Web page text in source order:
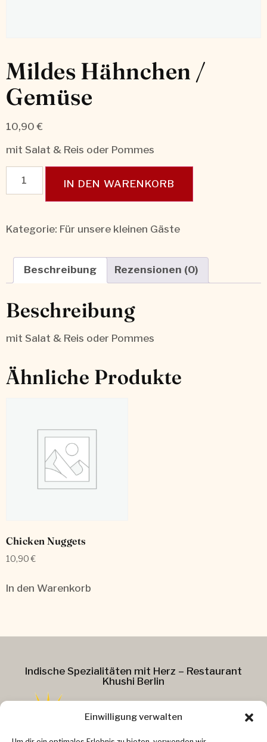
Einwilligung verwalten
Mildes Hähnchen /
Gemüse
10,90€
mit Salat & Reis oder Pommes
IN DEN WARENKORB
Kategorie: Für unsere kleinen Gäste
Beschreibung Rezensionen (0)
Beschreibung
mit Salat & Reis oder Pommes
Ähnliche Produkte
Chicken Nuggets
10,90€
In den Warenkorb
Indische Spezialitäten mit Herz – Restaurant
Khushi Berlin